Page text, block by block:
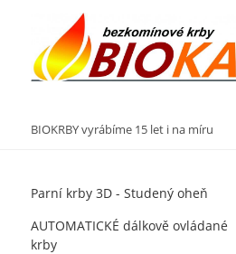
BIOKRBY vyrábíme 15 let i na míru
Parní krby 3D - Studený oheň
AUTOMATICKÉ dálkově ovládané
krby